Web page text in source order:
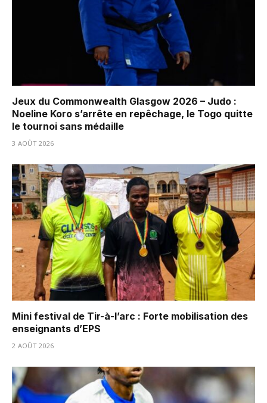
Jeux du Commonwealth Glasgow 2026 – Judo :
Noeline Koro s’arrête en repêchage, le Togo quitte
le tournoi sans médaille
3 AOÛT 2026
Mini festival de Tir-à-l’arc : Forte mobilisation des
enseignants d’EPS
2 AOÛT 2026